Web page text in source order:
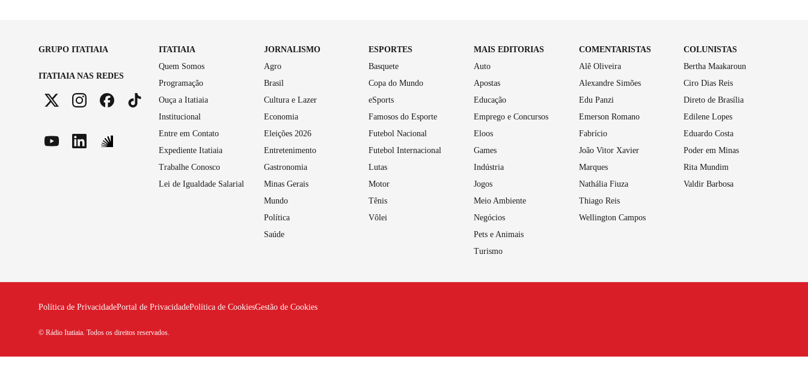
GRUPO ITATIAIA
ITATIAIA NAS REDES
ITATIAIA
Quem Somos
Programação
Ouça a Itatiaia
Institucional
Entre em Contato
Expediente Itatiaia
Trabalhe Conosco
Lei de Igualdade Salarial
JORNALISMO
Agro
Brasil
Cultura e Lazer
Economia
Eleições 2026
Entretenimento
Gastronomia
Minas Gerais
Mundo
Política
Saúde
ESPORTES
Basquete
Copa do Mundo
eSports
Famosos do Esporte
Futebol Nacional
Futebol Internacional
Lutas
Motor
Tênis
Vôlei
MAIS EDITORIAS
Auto
Apostas
Educação
Emprego e Concursos
Eloos
Games
Indústria
Jogos
Meio Ambiente
Negócios
Pets e Animais
Turismo
COMENTARISTAS
Alê Oliveira
Alexandre Simões
Edu Panzi
Emerson Romano
Fabrício
João Vitor Xavier
Marques
Nathália Fiuza
Thiago Reis
Wellington Campos
COLUNISTAS
Bertha Maakaroun
Ciro Dias Reis
Direto de Brasília
Edilene Lopes
Eduardo Costa
Poder em Minas
Rita Mundim
Valdir Barbosa
Política de PrivacidadePortal de PrivacidadePolítica de CookiesGestão de Cookies
© Rádio Itatiaia. Todos os direitos reservados.